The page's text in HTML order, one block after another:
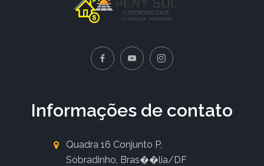
Informações de contato
Quadra 16 Conjunto P,
Sobradinho, Bras��lia/DF